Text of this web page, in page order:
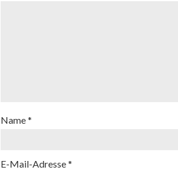
Name*
E-Mail-Adresse*